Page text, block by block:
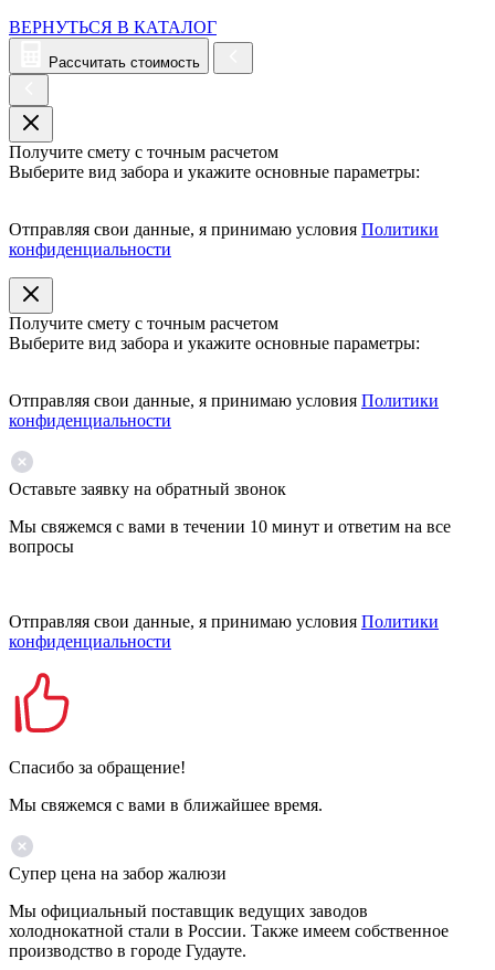
ВЕРНУТЬСЯ В КАТАЛОГ
Рассчитать стоимость
Получите смету с точным расчетом
Выберите вид забора и укажите основные параметры:
Отправляя свои данные, я принимаю условия Политики
конфиденциальности
Получите смету с точным расчетом
Выберите вид забора и укажите основные параметры:
Отправляя свои данные, я принимаю условия Политики
конфиденциальности
Оставьте заявку на обратный звонок
Мы свяжемся с вами в течении 10 минут и ответим на все
вопросы
Отправляя свои данные, я принимаю условия Политики
конфиденциальности
Спасибо за обращение!
Мы свяжемся с вами в ближайшее время.
Супер цена на забор жалюзи
Мы официальный поставщик ведущих заводов
холоднокатной стали в России. Также имеем собственное
производство в городе Гудауте.